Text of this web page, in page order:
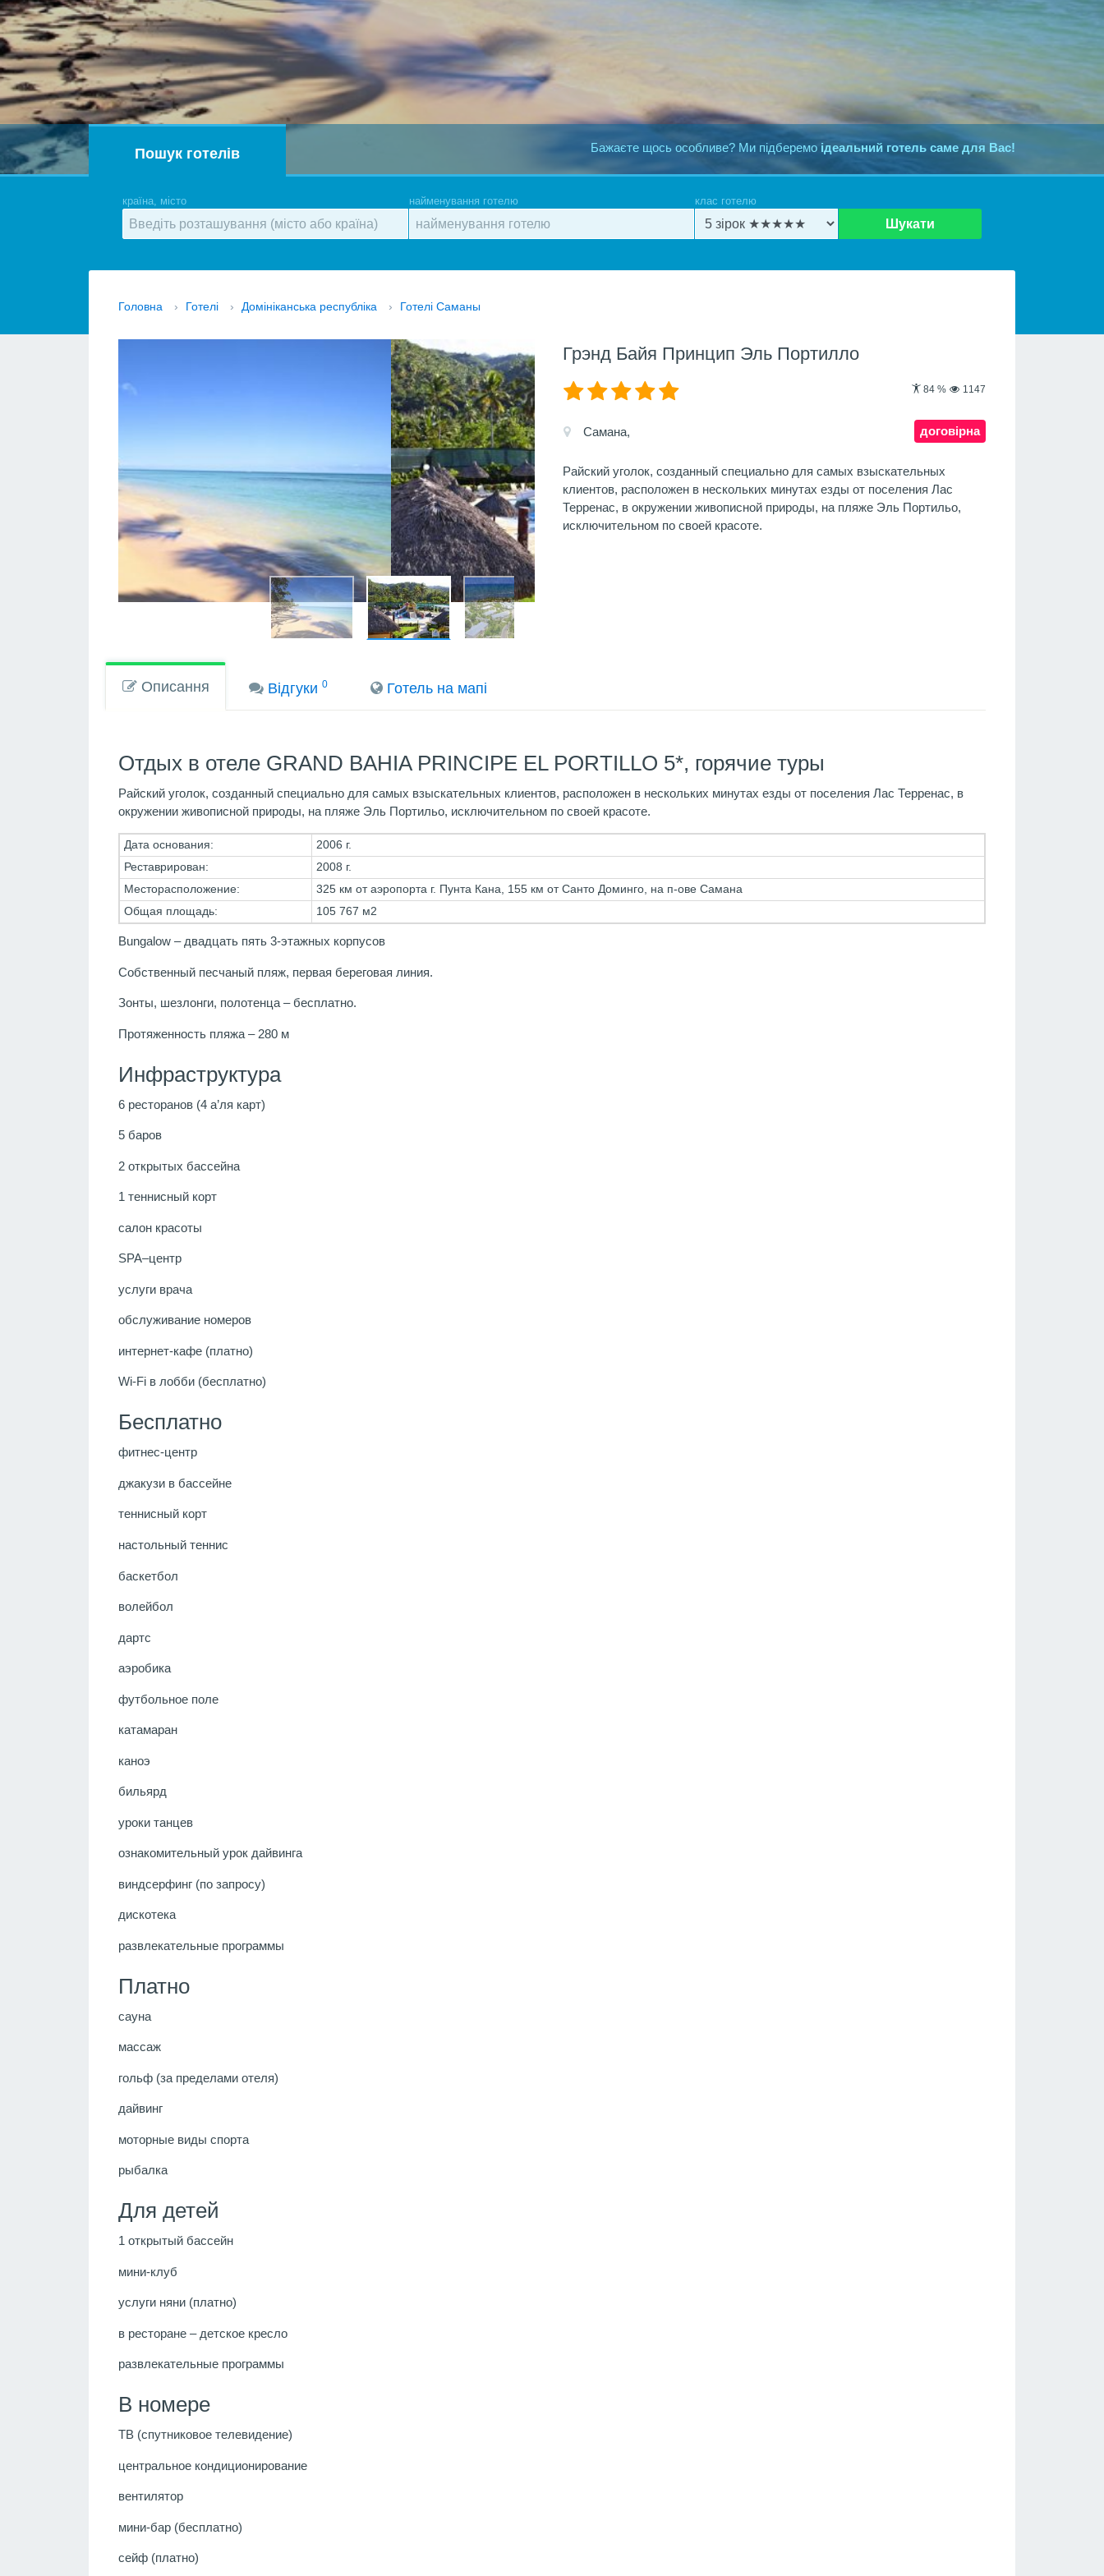
Бажаєте щось особливе? Ми підберемо ідеальний готель саме для Вас!
Пошук готелів
країна, місто найменування готелю клас готелю
Шукати
Головна › Готелі › Домініканська республіка › Готелі Саманы
Грэнд Байя Принцип Эль Портилло
84 % 1147
договірна
Самана,
Райский уголок, созданный специально для самых взыскательных
клиентов, расположен в нескольких минутах езды от поселения Лас
Терренас, в окружении живописной природы, на пляже Эль Портильо,
исключительном по своей красоте.
Описання Вiдгуки0 Готель на мапi
Отдых в отеле GRAND BAHIA PRINCIPE EL PORTILLO 5*, горячие туры
Райский уголок, созданный специально для самых взыскательных клиентов, расположен в нескольких минутах езды от поселения Лас Терренас, в
окружении живописной природы, на пляже Эль Портильо, исключительном по своей красоте.
Дата основания:
2006 г.
Реставрирован:
2008 г.
Месторасположение:
325 км от аэропорта г. Пунта Кана, 155 км от Санто Доминго, на п-ове Самана
Общая площадь:
105 767 м2
Bungalow – двадцать пять 3-этажных корпусов
Собственный песчаный пляж, первая береговая линия.
Зонты, шезлонги, полотенца – бесплатно.
Протяженность пляжа – 280 м
Инфраструктура
6 ресторанов (4 а’ля карт)
5 баров
2 открытых бассейна
1 теннисный корт
салон красоты
SPA–центр
услуги врача
обслуживание номеров
интернет-кафе (платно)
Wi-Fi в лобби (бесплатно)
Бесплатно
фитнес-центр
джакузи в бассейне
теннисный корт
настольный теннис
баскетбол
волейбол
дартс
аэробика
футбольное поле
катамаран
каноэ
бильярд
уроки танцев
ознакомительный урок дайвинга
виндсерфинг (по запросу)
дискотека
развлекательные программы
Платно
сауна
массаж
гольф (за пределами отеля)
дайвинг
моторные виды спорта
рыбалка
Для детей
1 открытый бассейн
мини-клуб
услуги няни (платно)
в ресторане – детское кресло
развлекательные программы
В номере
ТВ (спутниковое телевидение)
центральное кондиционирование
вентилятор
мини-бар (бесплатно)
сейф (платно)